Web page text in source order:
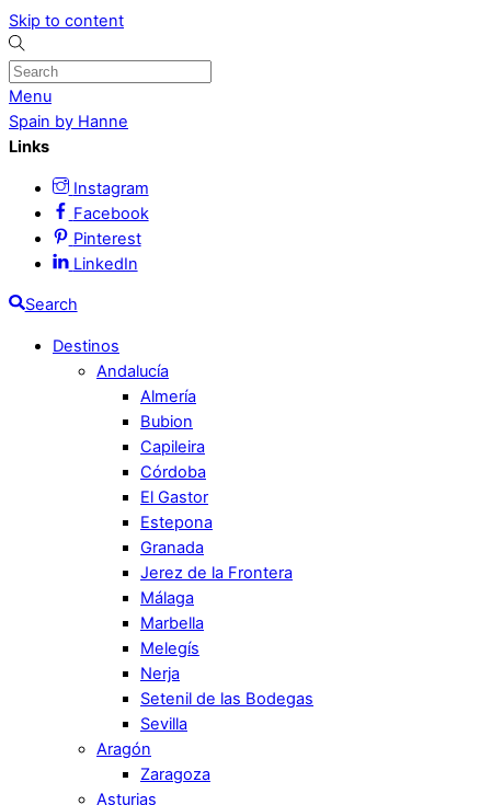
Skip to content
Menu
Spain by Hanne
Links
Instagram
Facebook
Pinterest
LinkedIn
Search
Destinos
Andalucía
Almería
Bubion
Capileira
Córdoba
El Gastor
Estepona
Granada
Jerez de la Frontera
Málaga
Marbella
Melegís
Nerja
Setenil de las Bodegas
Sevilla
Aragón
Zaragoza
Asturias